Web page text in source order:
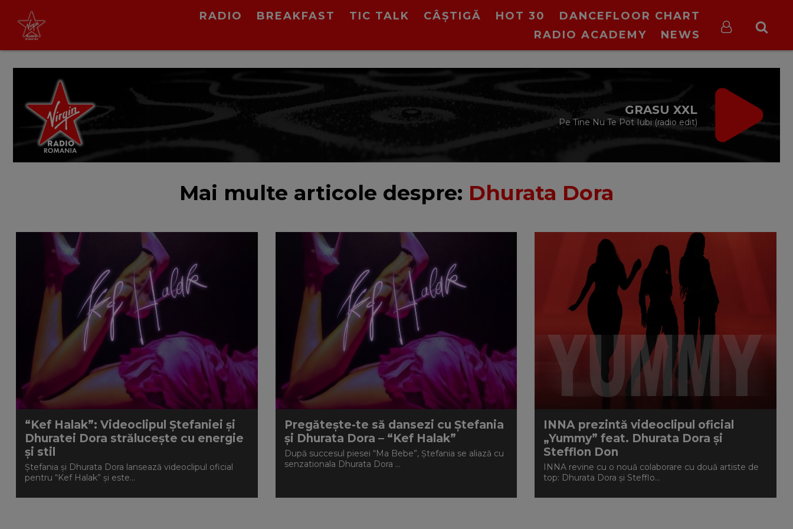
RADIO BREAKFAST TIC TALK CÂȘTIGĂ HOT 30
DANCEFLOOR CHART
RADIO ACADEMY
NEWS
GRASU XXL
Pe Tine Nu Te Pot Iubi (radio edit)
Mai multe articole despre: Dhurata Dora
“Kef Halak”: Videoclipul Ștefaniei și
Dhuratei Dora strălucește cu energie
și stil
Ștefania și Dhurata Dora lansează videoclipul oficial
pentru “Kef Halak” și este...
Pregătește-te să dansezi cu Ștefania
și Dhurata Dora – “Kef Halak”
După succesul piesei “Ma Bebe”, Ștefania se aliază cu
senzationala Dhurata Dora ...
INNA prezintă videoclipul oficial
„Yummy” feat. Dhurata Dora și
Stefflon Don
INNA revine cu o nouă colaborare cu două artiste de
top: Dhurata Dora și Stefflo...